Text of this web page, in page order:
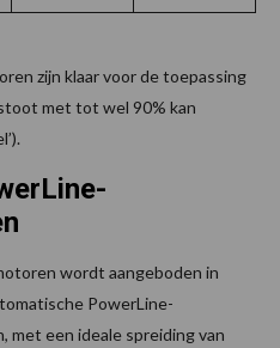
zijn klaar voor de toepassing
met tot wel 90% kan
wordt aangeboden in
PowerLine-
met een ideale spreiding van